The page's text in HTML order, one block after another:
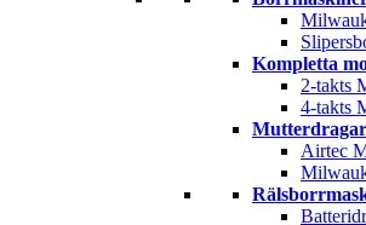
Kompletta
2-takts
4-takts
Airtec